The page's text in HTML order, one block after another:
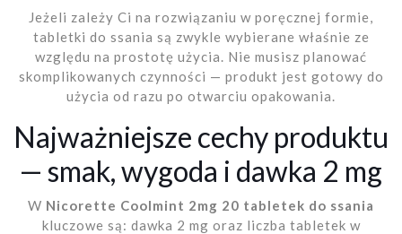
Jeżeli zależy Ci na rozwiązaniu w poręcznej formie,
tabletki do ssania są zwykle wybierane właśnie ze
względu na prostotę użycia. Nie musisz planować
skomplikowanych czynności — produkt jest gotowy do
użycia od razu po otwarciu opakowania.
Najważniejsze cechy produktu
— smak, wygoda i dawka 2 mg
W Nicorette Coolmint 2mg 20 tabletek do ssania
kluczowe są: dawka 2 mg oraz liczba tabletek w